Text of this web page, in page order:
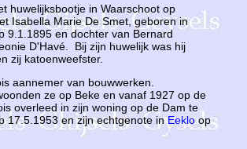
huwelijksbootje in Waarschoot op
Isabella Marie De Smet, geboren in
9.1.1895 en dochter van Bernard
D'Havé. Bij zijn huwelijk was hij
zij katoenweefster.
aannemer van bouwwerken.
ze op Beke en vanaf 1927 op de
overleed in zijn woning op de Dam te
17.5.1953 en zijn echtgenote inEekloop